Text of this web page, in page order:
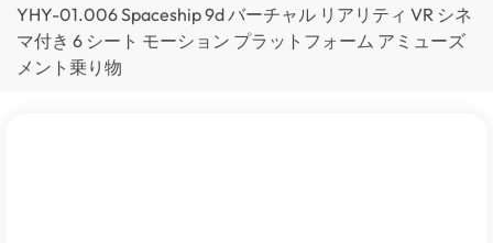
YHY-01.006 Spaceship 9d バーチャル リアリティ VR シネ
マ付き 6 シート モーション プラットフォーム アミューズ
メント乗り物